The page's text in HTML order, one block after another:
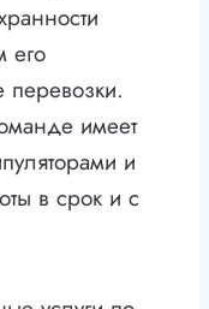
его
перевозки.
имеет
и
в срок и с